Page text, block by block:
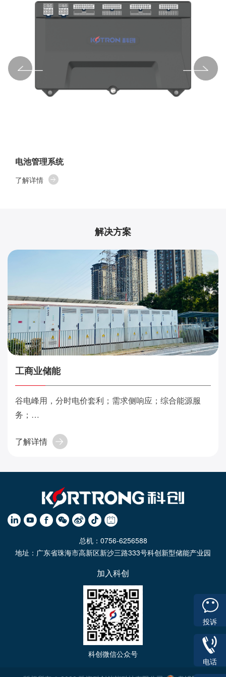
电池管理系统
了解详情
解决方案
工商业储能
谷电峰用，分时电价套利；需求侧响应；综合能源服
务；
了解详情
总机：0756-6256588
地址：广东省珠海市高新区新沙三路333号科创新型储能产业园
加入科创
科创微信公众号
投诉
电话